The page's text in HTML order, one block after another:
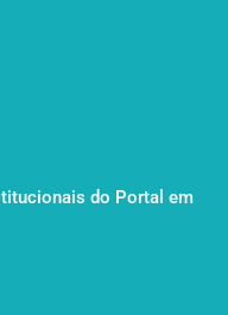
do Portal em